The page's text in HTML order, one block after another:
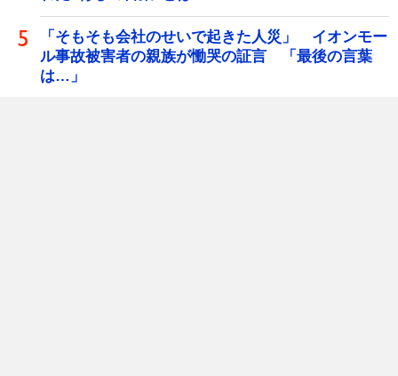
「そもそも会社のせいで起きた人災」 イオンモー
ル事故被害者の親族が慟哭の証言 「最後の言葉
は…」